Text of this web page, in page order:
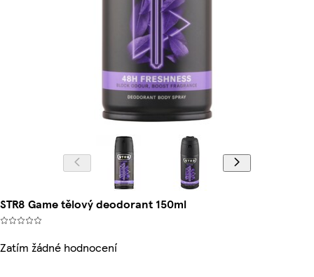
STR8 Game tělový deodorant 150ml
Zatím žádné hodnocení